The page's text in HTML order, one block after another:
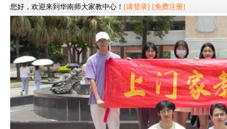
您好，欢迎来到华南师大家教中心！ [请登录] [免费注册]